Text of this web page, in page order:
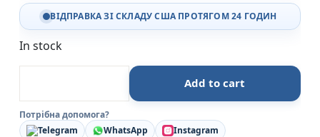
ВІДПРАВКА ЗІ СКЛАДУ США ПРОТЯГОМ 24 ГОДИН
In stock
Колекція — Юрій Іздрик quantityAdd to cart
Потрібна допомога?
Telegram
WhatsApp Instagram